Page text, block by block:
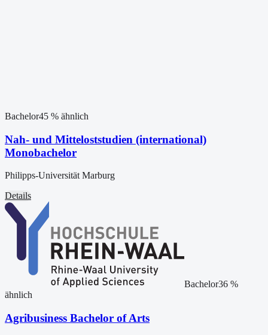
Bachelor45 % ähnlich
Nah- und Mitteloststudien (international)
Monobachelor
Philipps-Universität Marburg
Details
Bachelor36%
ähnlich
Agribusiness Bachelor of Arts